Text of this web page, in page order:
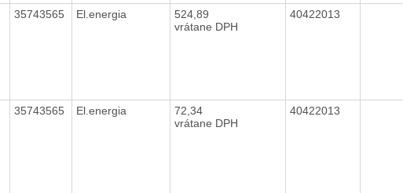
35743565 El.energia
524,89
vrátane DPH
40422013
35743565 El.energia
72,34
vrátane DPH
40422013